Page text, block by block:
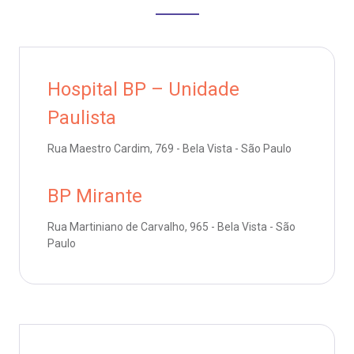
R. Colômbia, 332
São Paulo - SP
de Sangue
de órgãos
de cuidado
Hospital BP – Unidade
Paulista
Rua Maestro Cardim, 769 - Bela Vista - São Paulo
BP Mirante
Rua Martiniano de Carvalho, 965 - Bela Vista - São
Paulo